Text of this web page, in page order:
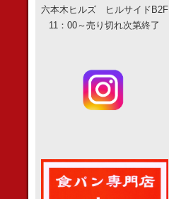
六本木ヒルズ ヒルサイドB2F
11：00～売り切れ次第終了